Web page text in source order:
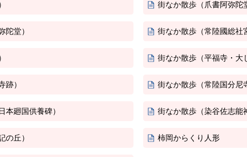
街なか散歩（爪書阿弥陀
陀堂） 街なか散歩（常陸國総社
街なか散歩（平福寺・大
跡） 街なか散歩（常陸国分尼
本廻国供養碑） 街なか散歩（染谷佐志能
の丘） 柿岡からくり人形